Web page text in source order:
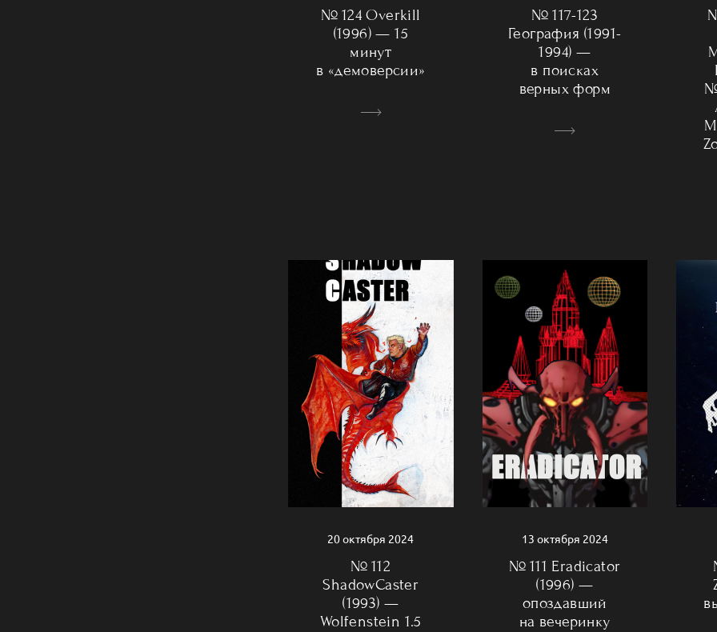
№ 124 Overkill
(1996) — 15
минут
в «демоверсии»
№ 117-123
География (1991-
1994) —
в поисках
верных форм
№
20 октября 2024
№ 112
ShadowCaster
(1993) —
Wolfenstein 1.5
13 октября 2024
№ 111 Eradicator
(1996) —
опоздавший
на вечеринку